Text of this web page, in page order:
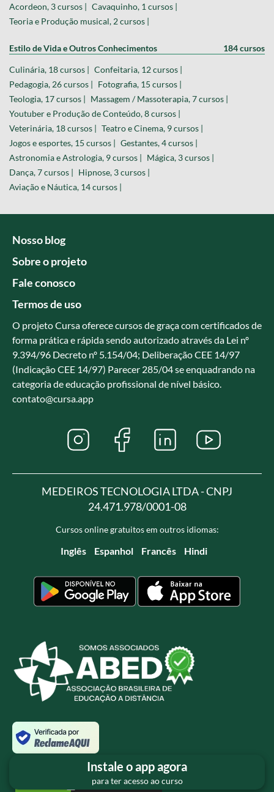
Instale o app agora
para ter acesso ao curso
Acordeon, 3 cursos | Cavaquinho, 1 cursos |
Teoria e Produção musical, 2 cursos |
Estilo de Vida e Outros Conhecimentos 184 cursos
Culinária, 18 cursos | Confeitaria, 12 cursos |
Pedagogia, 26 cursos | Fotografia, 15 cursos |
Teologia, 17 cursos | Massagem / Massoterapia, 7 cursos |
Youtuber e Produção de Conteúdo, 8 cursos |
Veterinária, 18 cursos | Teatro e Cinema, 9 cursos |
Jogos e esportes, 15 cursos | Gestantes, 4 cursos |
Astronomia e Astrologia, 9 cursos | Mágica, 3 cursos |
Dança, 7 cursos | Hipnose, 3 cursos |
Aviação e Náutica, 14 cursos |
Nosso blog
Sobre o projeto
Fale conosco
Termos de uso
O projeto Cursa oferece cursos de graça com certificados de
forma prática e rápida sendo autorizado através da Lei nº
9.394/96 Decreto nº 5.154/04; Deliberação CEE 14/97
(Indicação CEE 14/97) Parecer 285/04 se enquadrando na
categoria de educação profissional de nível básico.
contato@cursa.app
MEDEIROS TECNOLOGIA LTDA - CNPJ
24.471.978/0001-08
Cursos online gratuitos em outros idiomas:
Inglês Espanhol Francês Hindi